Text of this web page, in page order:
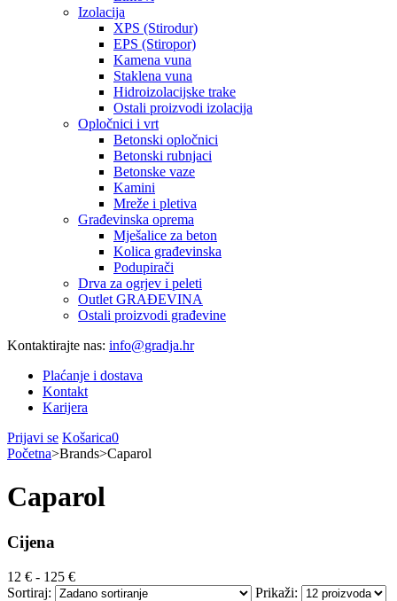
Izolacija
XPS (Stirodur)
EPS (Stiropor)
Kamena vuna
Staklena vuna
Hidroizolacijske trake
Ostali proizvodi izolacija
Opločnici i vrt
Betonski opločnici
Betonski rubnjaci
Betonske vaze
Kamini
Mreže i pletiva
Građevinska oprema
Mješalice za beton
Kolica građevinska
Podupirači
Drva za ogrjev i peleti
Outlet GRAĐEVINA
Ostali proizvodi građevine
Kontaktirajte nas: info@gradja.hr
Plaćanje i dostava
Kontakt
Karijera
Prijavi se Košarica0
Početna>Brands>Caparol
Caparol
Cijena
12 € - 125 €
Sortiraj:
Prikaži: